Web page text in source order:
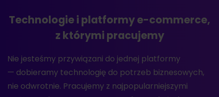
Technologie i platformy e-commerce,
z którymi pracujemy
Nie jesteśmy przywiązani do jednej platformy
— dobieramy technologię do potrzeb biznesowych,
nie odwrotnie. Pracujemy z najpopularniejszymi